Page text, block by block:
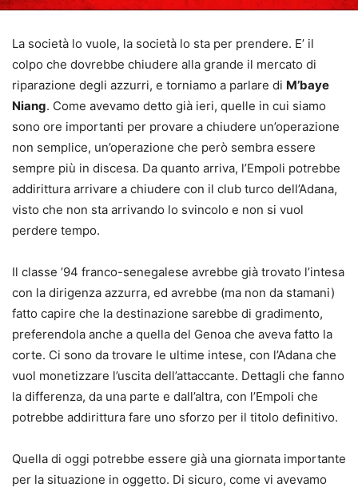
La società lo vuole, la società lo sta per prendere. E’ il
colpo che dovrebbe chiudere alla grande il mercato di
riparazione degli azzurri, e torniamo a parlare di M’baye
Niang. Come avevamo detto già ieri, quelle in cui siamo
sono ore importanti per provare a chiudere un’operazione
non semplice, un’operazione che però sembra essere
sempre più in discesa. Da quanto arriva, l’Empoli potrebbe
addirittura arrivare a chiudere con il club turco dell’Adana,
visto che non sta arrivando lo svincolo e non si vuol
perdere tempo.
Il classe ’94 franco-senegalese avrebbe già trovato l’intesa
con la dirigenza azzurra, ed avrebbe (ma non da stamani)
fatto capire che la destinazione sarebbe di gradimento,
preferendola anche a quella del Genoa che aveva fatto la
corte. Ci sono da trovare le ultime intese, con l’Adana che
vuol monetizzare l’uscita dell’attaccante. Dettagli che fanno
la differenza, da una parte e dall’altra, con l’Empoli che
potrebbe addirittura fare uno sforzo per il titolo definitivo.
Quella di oggi potrebbe essere già una giornata importante
per la situazione in oggetto. Di sicuro, come vi avevamo